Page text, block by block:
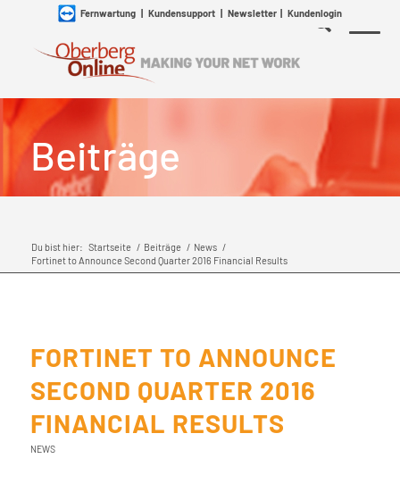
Fernwartung| Kundensupport| Newsletter| Kundenlogin
Beiträge
Du bist hier: Startseite / Beiträge / News /
Fortinet to Announce Second Quarter 2016 Financial Results
FORTINET TO ANNOUNCE
SECOND QUARTER 2016
FINANCIAL RESULTS
NEWS